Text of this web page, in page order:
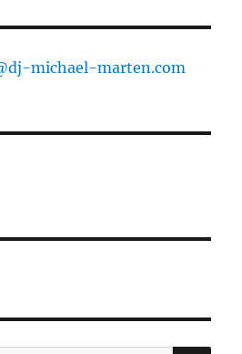
michael-marten.com